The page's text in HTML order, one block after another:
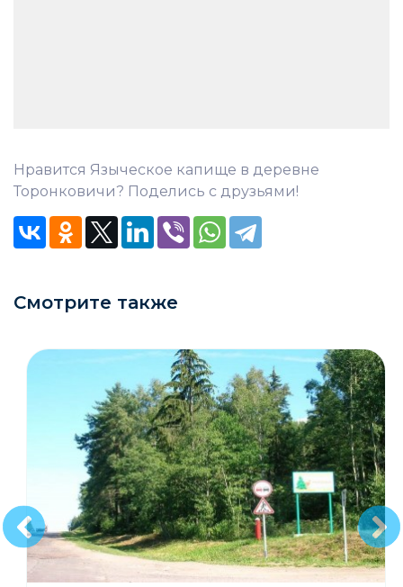
Нравится Языческое капище в деревне
Торонковичи? Поделись с друзьями!
Смотрите также